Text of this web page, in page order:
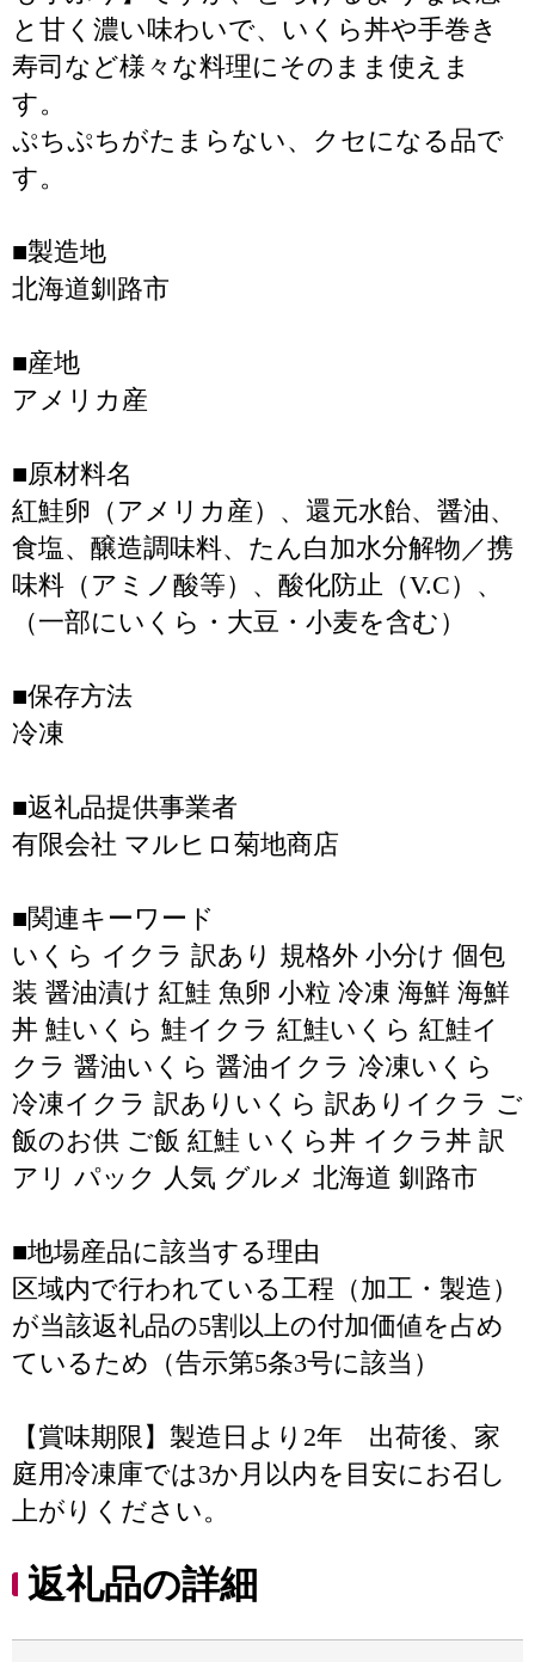
と甘く濃い味わいで、いくら丼や手巻き
寿司など様々な料理にそのまま使えま
す。
ぷちぷちがたまらない、クセになる品で
す。
■製造地
北海道釧路市
■産地
アメリカ産
■原材料名
紅鮭卵（アメリカ産）、還元水飴、醤油、
食塩、醸造調味料、たん白加水分解物／携
味料（アミノ酸等）、酸化防止（V.C）、
（一部にいくら・大豆・小麦を含む）
■保存方法
冷凍
■返礼品提供事業者
有限会社 マルヒロ菊地商店
■関連キーワード
いくら イクラ 訳あり 規格外 小分け 個包
装 醤油漬け 紅鮭 魚卵 小粒 冷凍 海鮮 海鮮
丼 鮭いくら 鮭イクラ 紅鮭いくら 紅鮭イ
クラ 醤油いくら 醤油イクラ 冷凍いくら
冷凍イクラ 訳ありいくら 訳ありイクラ ご
飯のお供 ご飯 紅鮭 いくら丼 イクラ丼 訳
アリ パック 人気 グルメ 北海道 釧路市
■地場産品に該当する理由
区域内で行われている工程（加工・製造）
が当該返礼品の5割以上の付加価値を占め
ているため（告示第5条3号に該当）
【賞味期限】製造日より2年 出荷後、家
庭用冷凍庫では3か月以内を目安にお召し
上がりください。
返礼品の詳細